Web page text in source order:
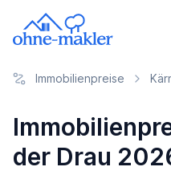
Immobilienpreise
der Drau